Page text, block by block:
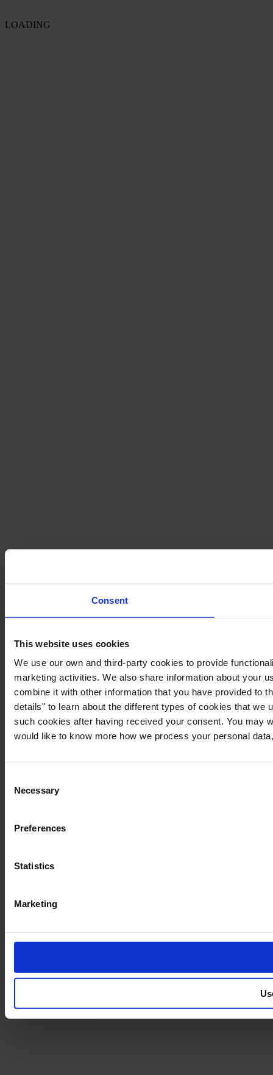
Consent
This website uses cookies
We use our own and third-party cookies to provide
marketing activities. We also share information about your
combine it with other information that you have provided to
details" to learn about the different types of cookies that
such cookies after having received your consent. You may
would like to know more how we process your personal
Selection
Necessary
Preferences
Statistics
Marketing
LOADING